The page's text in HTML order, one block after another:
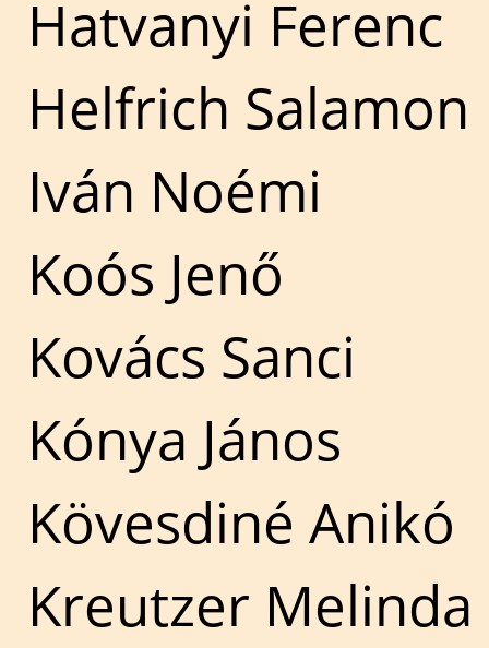
Hatvanyi Ferenc
Helfrich Salamon
Iván Noémi
Koós Jenő
Kovács Sanci
Kónya János
Kövesdiné Anikó
Kreutzer Melinda